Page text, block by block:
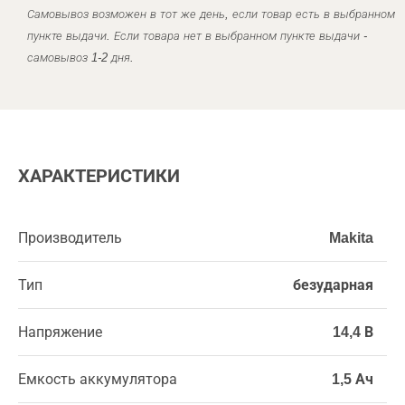
Самовывоз возможен в тот же день, если товар есть в выбранном
пункте выдачи. Если товара нет в выбранном пункте выдачи -
самовывоз 1-2 дня.
ХАРАКТЕРИСТИКИ
Производитель Makita
Тип безударная
Напряжение 14,4 В
Емкость аккумулятора 1,5 Ач